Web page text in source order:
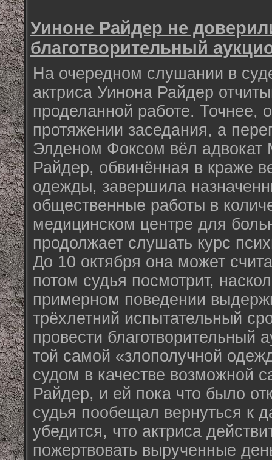
Уиноне Райдер не
благотворительный
На очередном слушании в
актриса Уинона Райдер
проделанной работе. Точнее,
протяжении заседания, а
Элденом Фоксом вёл адвокат
Райдер, обвинённая в краже
одежды, завершила
общественные работы в
медицинском центре для
продолжает слушать курс
До 10 октября она может
потом судья посмотрит,
примерном поведении
трёхлетний испытательный
провести благотворительный
той самой «злополучной
судом в качестве возможной
Райдер, и ей пока что было
судья пообещал вернуться к
убедится, что актриса
пожертвовать вырученные